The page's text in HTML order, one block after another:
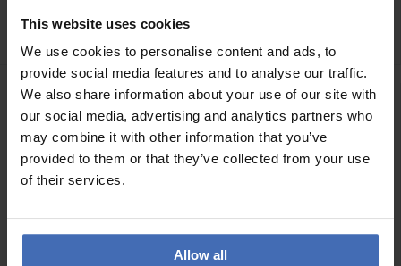
This website uses cookies
We use cookies to personalise content and ads, to
provide social media features and to analyse our traffic.
We also share information about your use of our site with
our social media, advertising and analytics partners who
may combine it with other information that you’ve
provided to them or that they’ve collected from your use
of their services.
Allow all
Eagle Logo - EGS3380251